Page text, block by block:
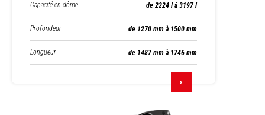
Capacité en dôme de 2224 l à 3197 l
Profondeur de 1270 mm à 1500 mm
Longueur de 1487 mm à 1746 mm